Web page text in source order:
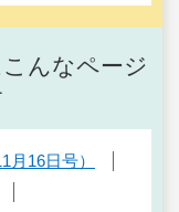
んなページ
16日号）